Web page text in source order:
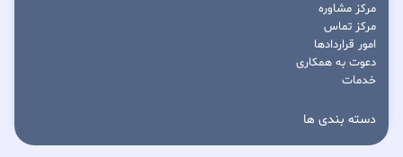
مرکز مشاوره
مرکز تماس
امور قراردادها
دعوت به همکاری
خدمات
دسته بندی ها